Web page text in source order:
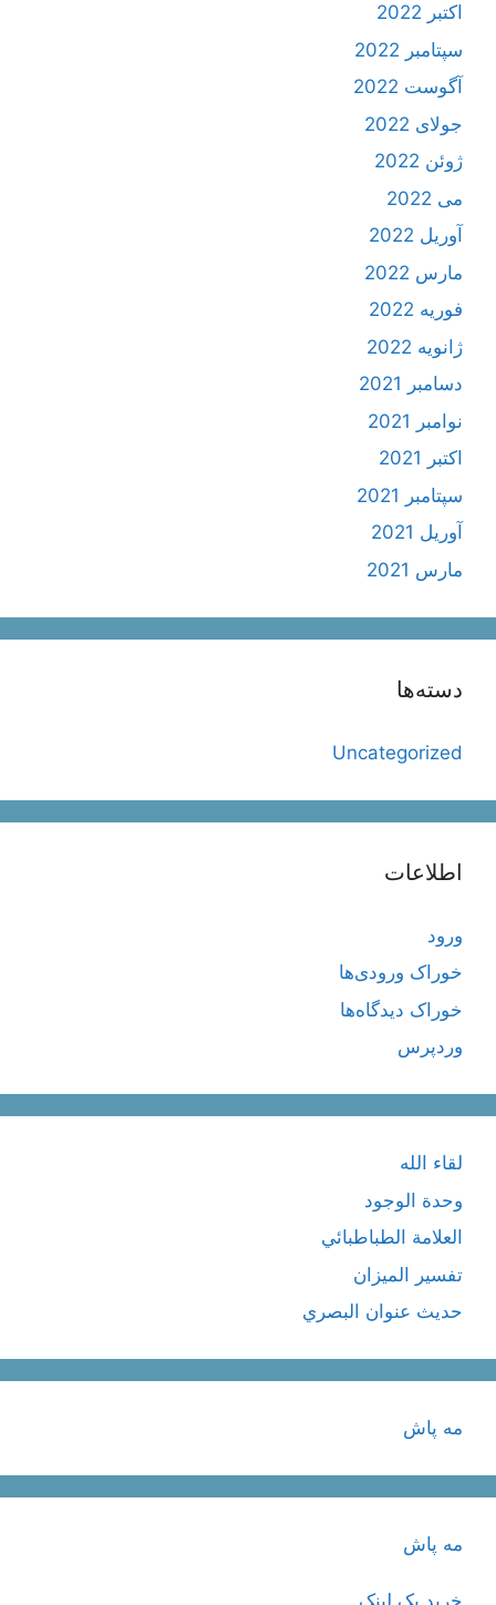
اکتبر 2022
سپتامبر 2022
آگوست 2022
جولای 2022
ژوئن 2022
می 2022
آوریل 2022
مارس 2022
فوریه 2022
ژانویه 2022
دسامبر 2021
نوامبر 2021
اکتبر 2021
سپتامبر 2021
آوریل 2021
مارس 2021
دسته‌ها
Uncategorized
اطلاعات
ورود
خوراک ورودی‌ها
خوراک دیدگاه‌ها
وردپرس
لقاء الله
وحدة الوجود
العلامة الطباطبائي
تفسير الميزان
حديث عنوان البصري
مه پاش
مه پاش
خرید بک لینک